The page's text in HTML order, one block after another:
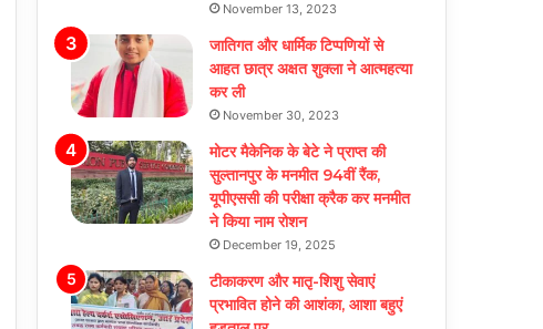
November 13, 2023
जातिगत और धार्मिक टिप्पणियों से
आहत छात्र अक्षत शुक्ला ने आत्महत्या
कर ली
November 30, 2023
मोटर मैकेनिक के बेटे ने प्राप्त की
सुल्तानपुर के मनमीत 94वीं रैंक,
यूपीएससी की परीक्षा क्रैक कर मनमीत
ने किया नाम रोशन
December 19, 2025
टीकाकरण और मातृ-शिशु सेवाएं
प्रभावित होने की आशंका, आशा बहुएं